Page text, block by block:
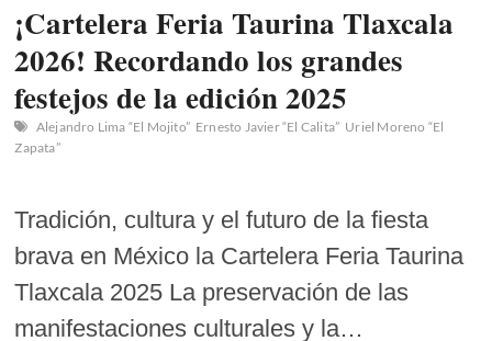
¡Cartelera Feria Taurina Tlaxcala
2026! Recordando los grandes
festejos de la edición 2025
Alejandro Lima “El Mojito” Ernesto Javier “El Calita” Uriel Moreno “El
Zapata”
Tradición, cultura y el futuro de la fiesta
brava en México la Cartelera Feria Taurina
Tlaxcala 2025 La preservación de las
manifestaciones culturales y la…